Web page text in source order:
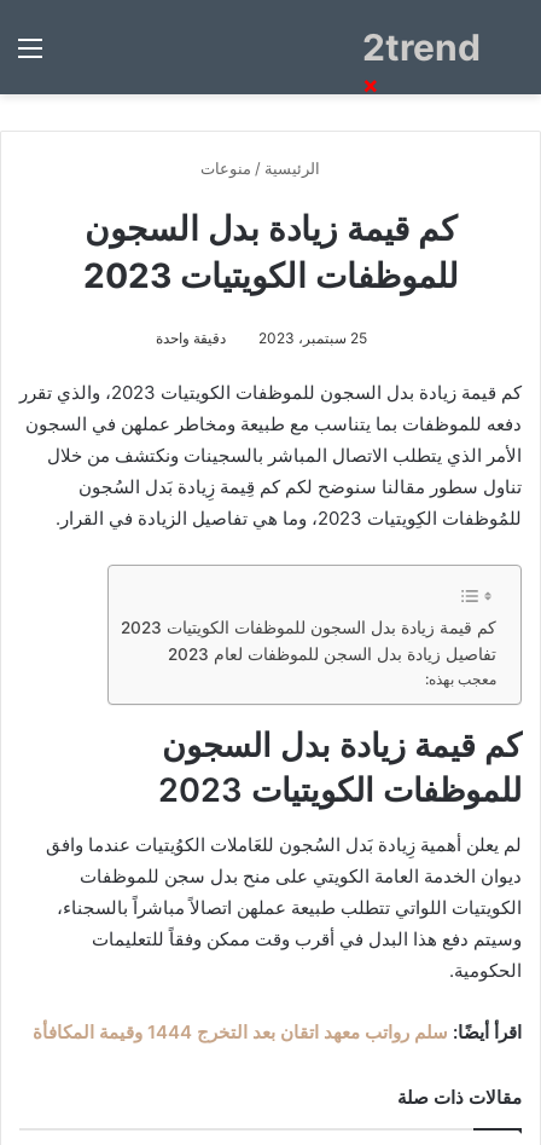
2trendبحث
الرئيسية / منوعات
كم قيمة زيادة بدل السجون
للموظفات الكويتيات 2023
25 سبتمبر، 2023 دقيقة واحدة
كم قيمة زيادة بدل السجون للموظفات الكويتيات 2023، والذي تقرر
دفعه للموظفات بما يتناسب مع طبيعة ومخاطر عملهن في السجون
الأمر الذي يتطلب الاتصال المباشر بالسجينات ونكتشف من خلال
تناول سطور مقالنا سنوضح لكم كم قِيمة زِيادة بَدل السُجون
للمُوظفات الكِويتيات 2023، وما هي تفاصيل الزيادة في القرار.
كم قيمة زيادة بدل السجون للموظفات الكويتيات 2023
تفاصيل زيادة بدل السجن للموظفات لعام 2023
معجب بهذه:
كم قيمة زيادة بدل السجون
للموظفات الكويتيات 2023
لم يعلن أهمية زِيادة بَدل السُجون للعَاملات الكوُيتيات عندما وافق
ديوان الخدمة العامة الكويتي على منح بدل سجن للموظفات
الكويتيات اللواتي تتطلب طبيعة عملهن اتصالاً مباشراً بالسجناء،
وسيتم دفع هذا البدل في أقرب وقت ممكن وفقاً للتعليمات
الحكومية.
اقرأ أيضًا: سلم رواتب معهد اتقان بعد التخرج 1444 وقيمة المكافأة
مقالات ذات صلة
×